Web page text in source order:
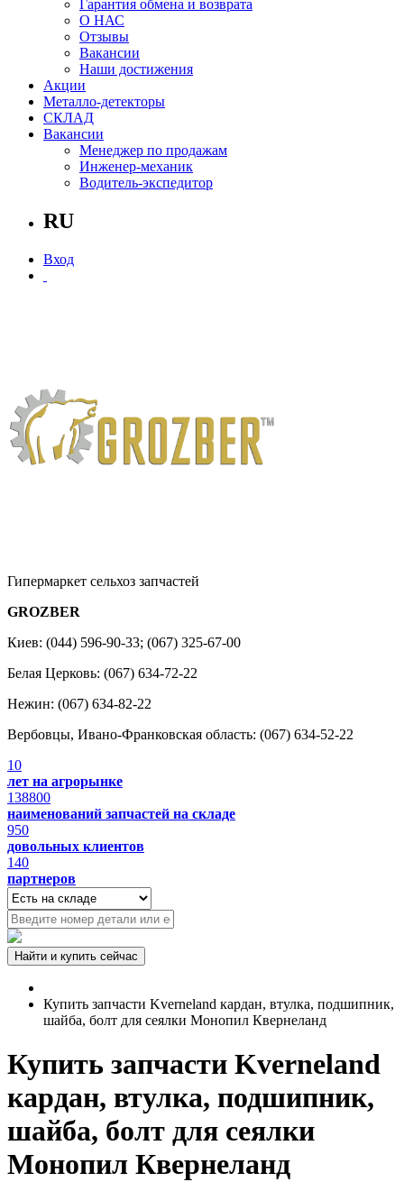
Гарантия обмена и возврата
О НАС
Отзывы
Вакансии
Наши достижения
Акции
Металло-детекторы
СКЛАД
Вакансии
Менеджер по продажам
Инженер-механик
Водитель-экспедитор
RU
Вход
Гипермаркет сельхоз запчастей
GROZBER
Киев: (044) 596-90-33; (067) 325-67-00
Белая Церковь: (067) 634-72-22
Нежин: (067) 634-82-22
Вербовцы, Ивано-Франковская область: (067) 634-52-22
10
лет на агрорынке
138800
наименований запчастей на складе
950
довольных клиентов
140
партнеров
Купить запчасти Kverneland кардан, втулка, подшипник,
шайба, болт для сеялки Монопил Квернеланд
Купить запчасти Kverneland
кардан, втулка, подшипник,
шайба, болт для сеялки
Монопил Квернеланд